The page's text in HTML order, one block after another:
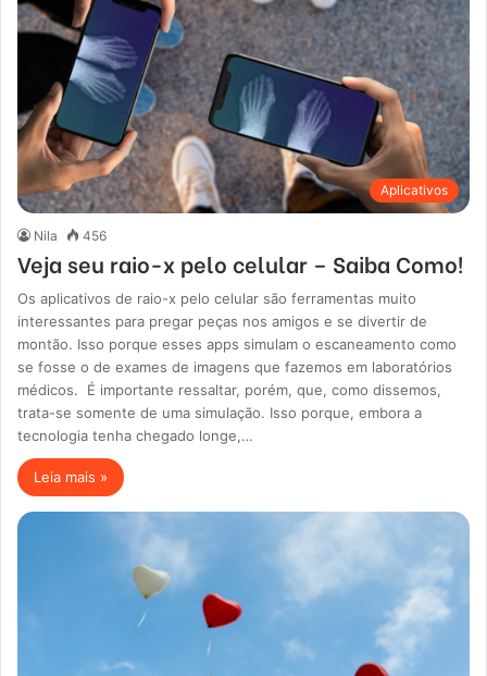
Aplicativos
Nila 456
Veja seu raio-x pelo celular – Saiba Como!
Os aplicativos de raio-x pelo celular são ferramentas muito
interessantes para pregar peças nos amigos e se divertir de
montão. Isso porque esses apps simulam o escaneamento como
se fosse o de exames de imagens que fazemos em laboratórios
médicos. É importante ressaltar, porém, que, como dissemos,
trata-se somente de uma simulação. Isso porque, embora a
tecnologia tenha chegado longe,…
Leia mais »